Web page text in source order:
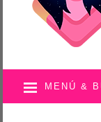
MENÚ &